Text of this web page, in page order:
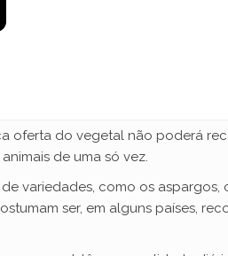
oferta do vegetal não poderá
de uma só vez.
variedades, como os aspargos,
ser, em alguns países,